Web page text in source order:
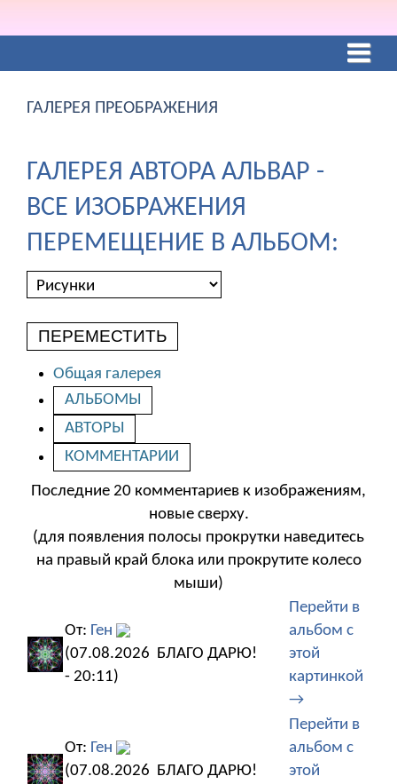
ГАЛЕРЕЯ ПРЕОБРАЖЕНИЯ
ГАЛЕРЕЯ АВТОРА АЛЬВАР -
ВСЕ ИЗОБРАЖЕНИЯ
ПЕРЕМЕЩЕНИЕ В АЛЬБОМ:
ПЕРЕМЕСТИТЬ
Общая галерея
АЛЬБОМЫ
АВТОРЫ
КОММЕНТАРИИ
Последние 20 комментариев к изображениям,
новые сверху.
(для появления полосы прокрутки наведитесь
на правый край блока или прокрутите колесо
мыши)
От: Ген
(07.08.2026
- 20:11)
БЛАГО ДАРЮ!
Перейти в
альбом с
этой
картинкой
→
От: Ген
(07.08.2026 БЛАГО ДАРЮ!
Перейти в
альбом с
этой